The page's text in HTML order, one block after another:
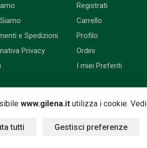
www.gilena.it utilizza i cookie. Vedi
tutti Gestisci preferenze
e Spedizioni
Privacy
Registrati
Carrello
Profilo
Ordini
I miei Preferiti